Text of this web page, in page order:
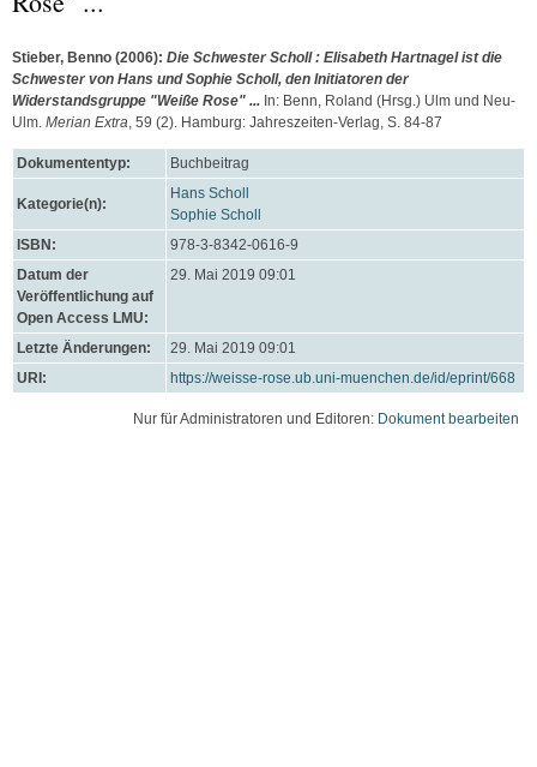
Stieber, Benno (2006): Die Schwester Scholl : Elisabeth Hartnagel ist die
Schwester von Hans und Sophie Scholl, den Initiatoren der
Widerstandsgruppe "Weiße Rose" ... In: Benn, Roland (Hrsg.) Ulm und Neu-
Ulm. Merian Extra, 59 (2). Hamburg: Jahreszeiten-Verlag, S. 84-87
Dokumententyp: Buchbeitrag
Kategorie(n):
Hans Scholl
Sophie Scholl
ISBN:
978-3-8342-0616-9
Datum der
Veröffentlichung auf
Open Access LMU:
29. Mai 2019 09:01
Letzte Änderungen:
29. Mai 2019 09:01
URI:
https://weisse-rose.ub.uni-muenchen.de/id/eprint/668
Nur für Administratoren und Editoren: Dokument bearbeiten